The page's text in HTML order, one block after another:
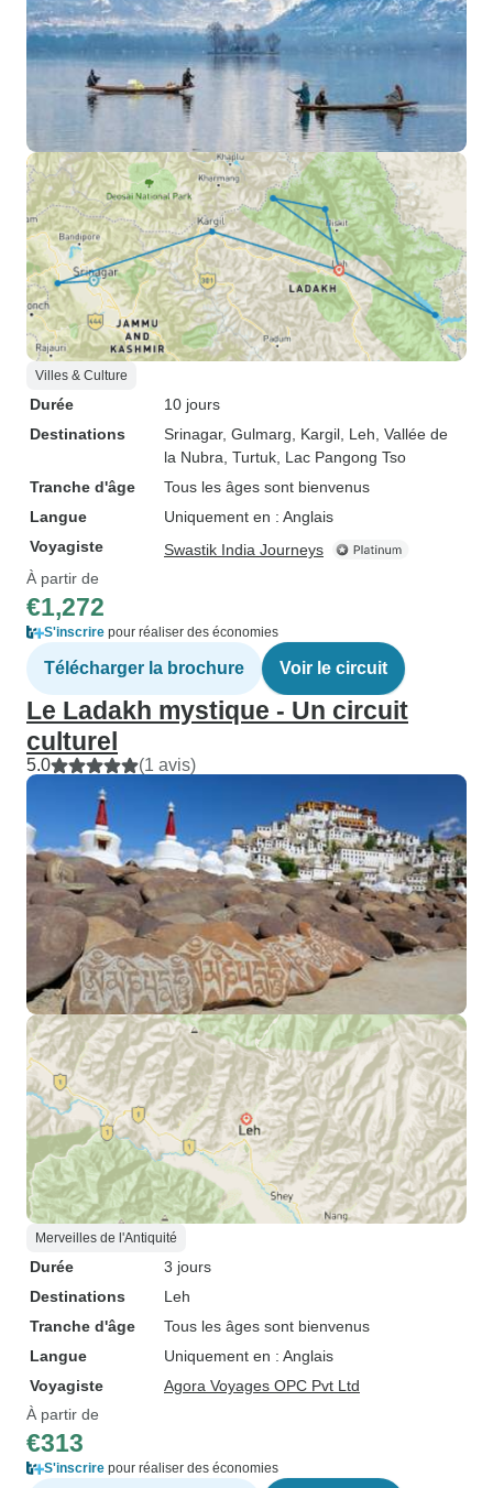
Villes & Culture
Durée
10 jours
Destinations
Srinagar, Gulmarg , Kargil , Leh , Vallée de
la Nubra , Turtuk , Lac Pangong Tso
Tranche d'âge
Tous les âges sont bienvenus
Langue
Uniquement en : Anglais
Voyagiste
Swastik India Journeys
À partir de
€1,272
S'inscrire pour réaliser des économies
Télécharger la brochure Voir le circuit
Le Ladakh mystique - Un circuit
culturel
5.0 (1 avis)
Merveilles de l'Antiquité
Durée
3 jours
Destinations
Leh
Tranche d'âge
Tous les âges sont bienvenus
Langue
Uniquement en : Anglais
Voyagiste
Agora Voyages OPC Pvt Ltd
À partir de
€313
S'inscrire pour réaliser des économies